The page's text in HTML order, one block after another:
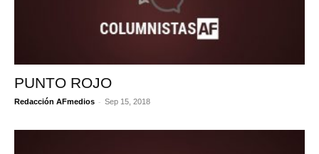
PUNTO ROJO
Redacción AFmedios - Sep 15, 2018